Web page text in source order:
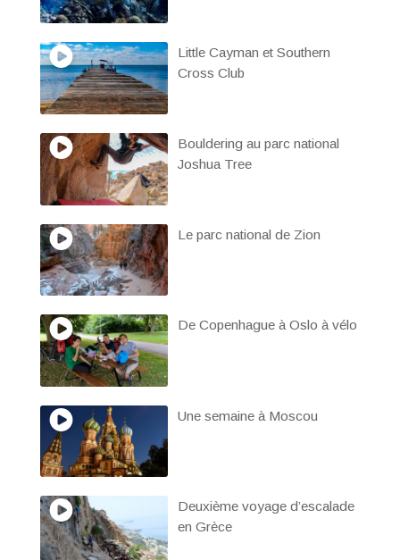
Little Cayman et Southern
Cross Club
Bouldering au parc national
Joshua Tree
Le parc national de Zion
De Copenhague à Oslo à vélo
Une semaine à Moscou
Deuxième voyage d’escalade
en Grèce